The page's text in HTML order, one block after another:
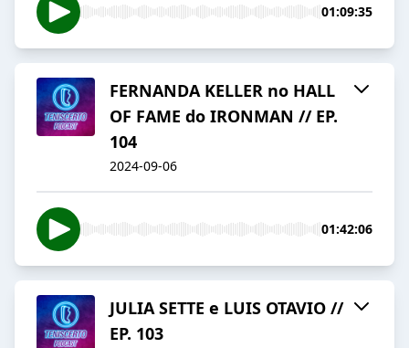
01:09:35
FERNANDA KELLER no HALL
OF FAME do IRONMAN // EP.
104
2024-09-06
01:42:06
JULIA SETTE e LUIS OTAVIO //
EP. 103